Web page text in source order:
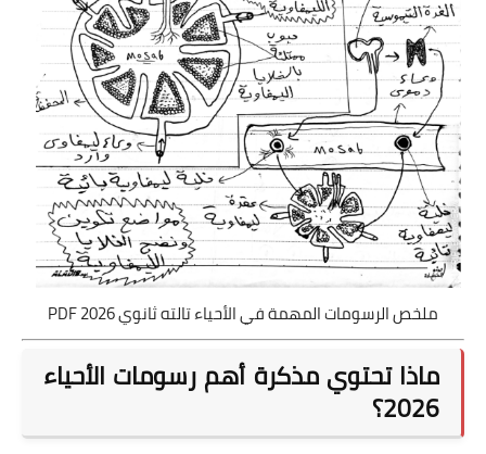
ملخص الرسومات المهمة في الأحياء تالته ثانوي 2026 PDF
ماذا تحتوي مذكرة أهم رسومات الأحياء
2026؟